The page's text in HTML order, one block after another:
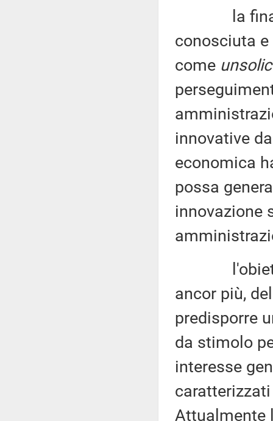
la finanza
conosciuta
come
innovative
economica
possa
innovazione
l'obiettivo
ancor più,
predisporre
da stimolo
interesse
Attualmente